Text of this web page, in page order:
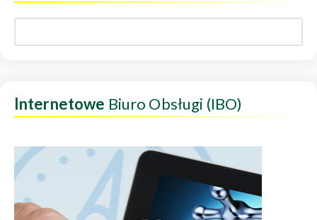
Internetowe Biuro Obsługi (IBO)